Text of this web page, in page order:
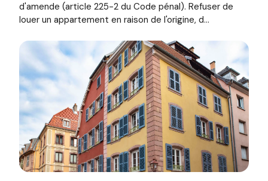
d'amende (article 225-2 du Code pénal). Refuser de
louer un appartement en raison de l'origine, d...